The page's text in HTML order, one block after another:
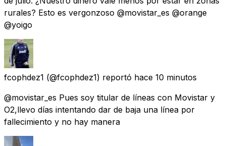
rurales? Esto es vergonzoso @movistar_es @orange
@yoigo
fcophdez1 (@fcophdez1) reportó hace 10 minutos
@movistar_es Pues soy titular de líneas con Movistar y
O2,llevo días intentando dar de baja una línea por
fallecimiento y no hay manera